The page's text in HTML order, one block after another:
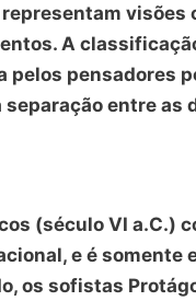
visões
A
pensadores
entre as
(século VI a.C.)
e é
os sofistas